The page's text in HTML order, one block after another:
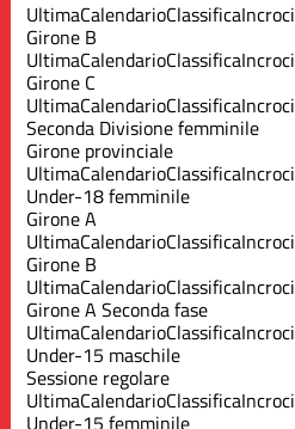
UltimaCalendarioClassificaIncroci
Girone B
UltimaCalendarioClassificaIncroci
Girone C
UltimaCalendarioClassificaIncroci
Seconda Divisione femminile
Girone provinciale
UltimaCalendarioClassificaIncroci
Under-18 femminile
Girone A
UltimaCalendarioClassificaIncroci
Girone B
UltimaCalendarioClassificaIncroci
Girone A Seconda fase
UltimaCalendarioClassificaIncroci
Under-15 maschile
Sessione regolare
UltimaCalendarioClassificaIncroci
Under-15 femminile